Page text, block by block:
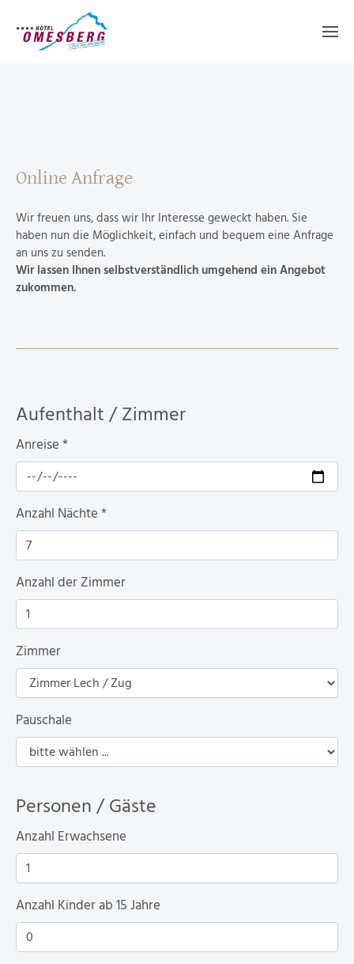
Online Anfrage
Wir freuen uns, dass wir Ihr Interesse geweckt haben. Sie
haben nun die Möglichkeit, einfach und bequem eine Anfrage
an uns zu senden.
Wir lassen Ihnen selbstverständlich umgehend ein Angebot
zukommen.
Aufenthalt / Zimmer
Anreise *
Anzahl Nächte *
Anzahl der Zimmer
Zimmer
Pauschale
Personen / Gäste
Anzahl Erwachsene
Anzahl Kinder ab 15 Jahre